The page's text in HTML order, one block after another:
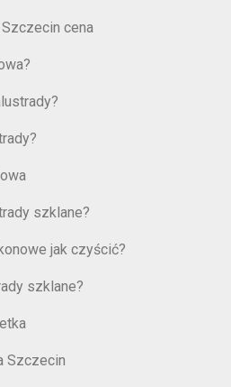
cena
szklane?
jak czyścić?
szklane?
Szczecin